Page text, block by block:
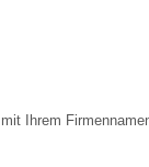
Ihrem